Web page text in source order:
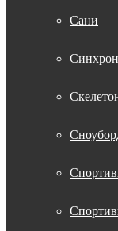
Сани